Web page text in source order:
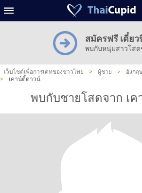
สมัครฟรี เดี๋ยว
พบกับหนุ่มสาวโสด
เว็บไซต์เพื่อการเดทของชาวไทย > ผู้ชาย > อังกฤษ
>
เคาน์ตี้ดาวน์
พบกับชายโสดจาก เ